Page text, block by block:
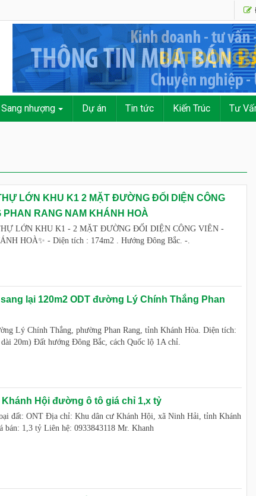
Sang nhượng Dự án Tin tức Kiến Trúc Tư
LỚN KHU K1 2 MẶT ĐƯỜNG ĐỐI DIỆN CÔNG
PHAN RANG NAM KHÁNH HOÀ
LỚN KHU K1 - 2 MẶT ĐƯỜNG ĐỐI DIỆN CÔNG VIÊN -
HOÀ✨ - Diện tích : 174m2 . Hướng Đông Bắc. -.
lại 120m2 ODT đường Lý Chính Thắng Phan
Lý Chính Thắng, phường Phan Rang, tỉnh Khánh Hòa. Diện tích:
20m) Đất hướng Đông Bắc, cách Quốc lộ 1A chỉ.
Hội đường ô tô giá chỉ 1,x tỷ
đất: ONT Địa chỉ: Khu dân cư Khánh Hội, xã Ninh Hải, tỉnh Khánh
bán: 1,3 tỷ Liên hệ: 0933843118 Mr. Khanh